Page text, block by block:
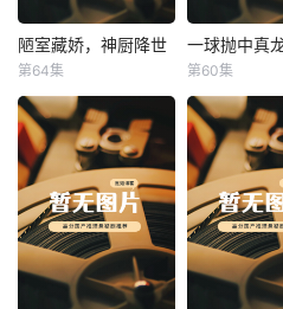
陋室藏娇，神厨降世
陋室藏娇，神厨降世
第64集
一球抛中真
第60集